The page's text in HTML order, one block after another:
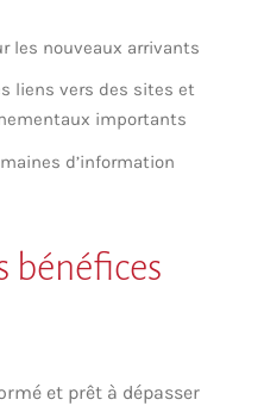
les nouveaux arrivants
liens vers des sites et
importants
d’information
bénéfices
et prêt à dépasser